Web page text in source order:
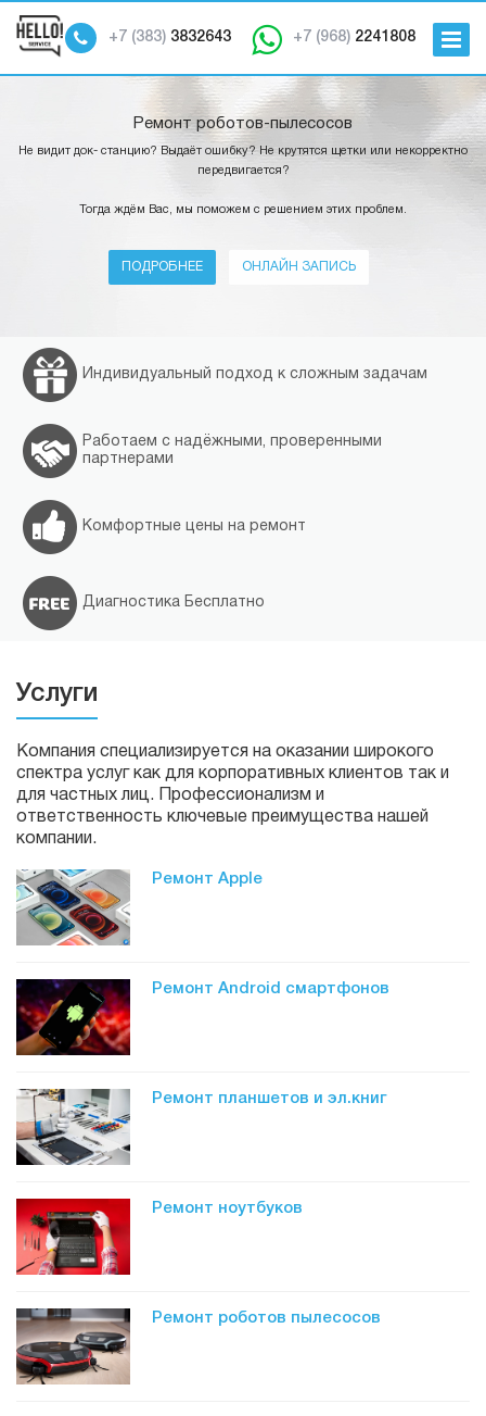
+7 (968) 2241808
+7 (383) 3832643
Ремонт роботов-пылесосов
Не видит док- станцию? Выдаёт ошибку? Не крутятся щетки или некорректно
передвигается?
Тогда ждём Вас, мы поможем с решением этих проблем.
ПОДРОБНЕЕ ОНЛАЙН ЗАПИСЬ
Индивидуальный подход к сложным задачам
Работаем с надёжными, проверенными
партнерами
Комфортные цены на ремонт
Диагностика Бесплатно
Услуги
Компания специализируется на оказании широкого
спектра услуг как для корпоративных клиентов так и
для частных лиц. Профессионализм и
ответственность ключевые преимущества нашей
компании.
Ремонт Apple
Ремонт Android смартфонов
Ремонт планшетов и эл.книг
Ремонт ноутбуков
Ремонт роботов пылесосов